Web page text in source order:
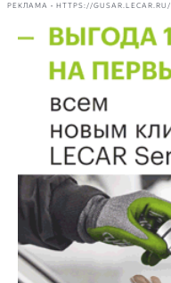
РЕКЛАМА • HTTPS://GUSAR.LECAR.RU/